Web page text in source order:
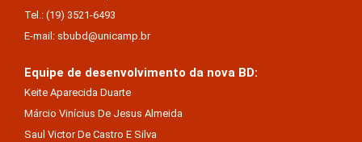
Tel.: (19) 3521-6493
E-mail: sbubd@unicamp.br
Equipe de desenvolvimento da nova BD:
Keite Aparecida Duarte
Márcio Vinícius De Jesus Almeida
Saul Victor De Castro E Silva